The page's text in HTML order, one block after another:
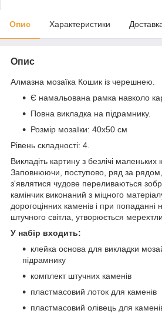
Опис Характеристики
Опис
Алмазна мозаїка Кошик із черешнею.
Є намальована рамка навколо
Повна викладка на підрамнику.
Розмір мозаїки: 40x50 см
Рівень складності: 4.
Викладіть картину з безлічі маленьких
Заповнюючи, поступово, ряд за
з'являтися чудове переливаються
камінчик виконаний з міцного
дорогоцінних каменів і при
штучного світла, утворюється
У набір входить:
клейка основа для викладки
підрамнику
комплект штучних каменів
пластмасовий лоток для каменів
пластмасовий олівець для